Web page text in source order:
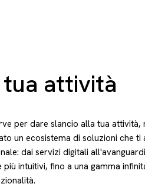
attività
per dare slancio alla tua attività,
un ecosistema di soluzioni che ti
dai servizi digitali
più intuitivi, fino a una gamma